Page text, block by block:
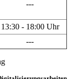
---
13:30 - 18:00 Uhr
---